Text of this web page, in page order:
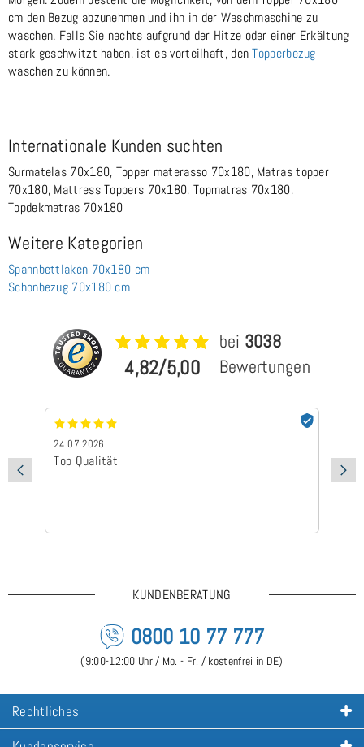
cm den Bezug abzunehmen und ihn in der Waschmaschine zu
waschen. Falls Sie nachts aufgrund der Hitze oder einer Erkältung
stark geschwitzt haben, ist es vorteilhaft, denTopperbezug
waschen zu können.
Internationale Kunden suchten
Surmatelas 70x180, Topper materasso 70x180, Matras topper
70x180, Mattress Toppers 70x180, Topmatras 70x180,
Topdekmatras 70x180
Weitere Kategorien
Spannbettlaken 70x180 cm
Schonbezug 70x180 cm
4,82/5,00
bei 3038
Bewertungen
24.07.2026
Top Qualität
KUNDENBERATUNG
0800 10 77 777
(9:00-12:00 Uhr / Mo. - Fr. / kostenfrei in DE)
Rechtliches